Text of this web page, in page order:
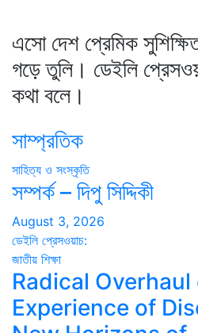
এসো দেশ প্রেমিক
গড়ে তুলি। ডেইলি
কথা বলে।
সাম্প্রতিক
সাহিত্য ও সংস্কৃতি
সম্পর্ক – দিপু সিদ্দিকী
August 3, 2026
ডেইলি প্রেসওয়াচ:
জাতীয় শিক্ষা
Radical
Experience of